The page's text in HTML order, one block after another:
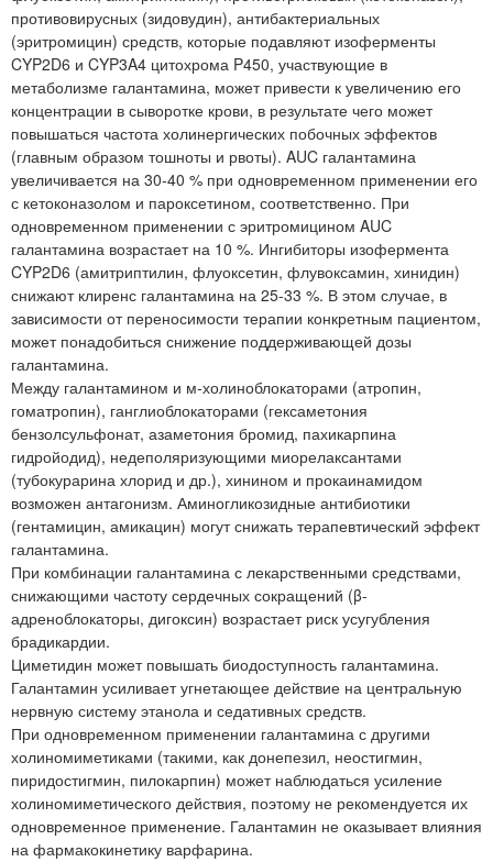
противовирусных (зидовудин), антибактериальных
(эритромицин) средств, которые подавляют изоферменты
CYP2D6 и CYP3A4 цитохрома P450, участвующие в
метаболизме галантамина, может привести к увеличению его
концентрации в сыворотке крови, в результате чего может
повышаться частота холинергических побочных эффектов
(главным образом тошноты и рвоты). AUC галантамина
увеличивается на 30-40 % при одновременном применении его
с кетоконазолом и пароксетином, соответственно. При
одновременном применении с эритромицином AUC
галантамина возрастает на 10 %. Ингибиторы изофермента
CYP2D6 (амитриптилин, флуоксетин, флувоксамин, хинидин)
снижают клиренс галантамина на 25-33 %. В этом случае, в
зависимости от переносимости терапии конкретным пациентом,
может понадобиться снижение поддерживающей дозы
галантамина.
Между галантамином и м-холиноблокаторами (атропин,
гоматропин), ганглиоблокаторами (гексаметония
бензолсульфонат, азаметония бромид, пахикарпина
гидройодид), недеполяризующими миорелаксантами
(тубокурарина хлорид и др.), хинином и прокаинамидом
возможен антагонизм. Аминогликозидные антибиотики
(гентамицин, амикацин) могут снижать терапевтический эффект
галантамина.
При комбинации галантамина с лекарственными средствами,
снижающими частоту сердечных сокращений (β-
адреноблокаторы, дигоксин) возрастает риск усугубления
брадикардии.
Циметидин может повышать биодоступность галантамина.
Галантамин усиливает угнетающее действие на центральную
нервную систему этанола и седативных средств.
При одновременном применении галантамина с другими
холиномиметиками (такими, как донепезил, неостигмин,
пиридостигмин, пилокарпин) может наблюдаться усиление
холиномиметического действия, поэтому не рекомендуется их
одновременное применение. Галантамин не оказывает влияния
на фармакокинетику варфарина.